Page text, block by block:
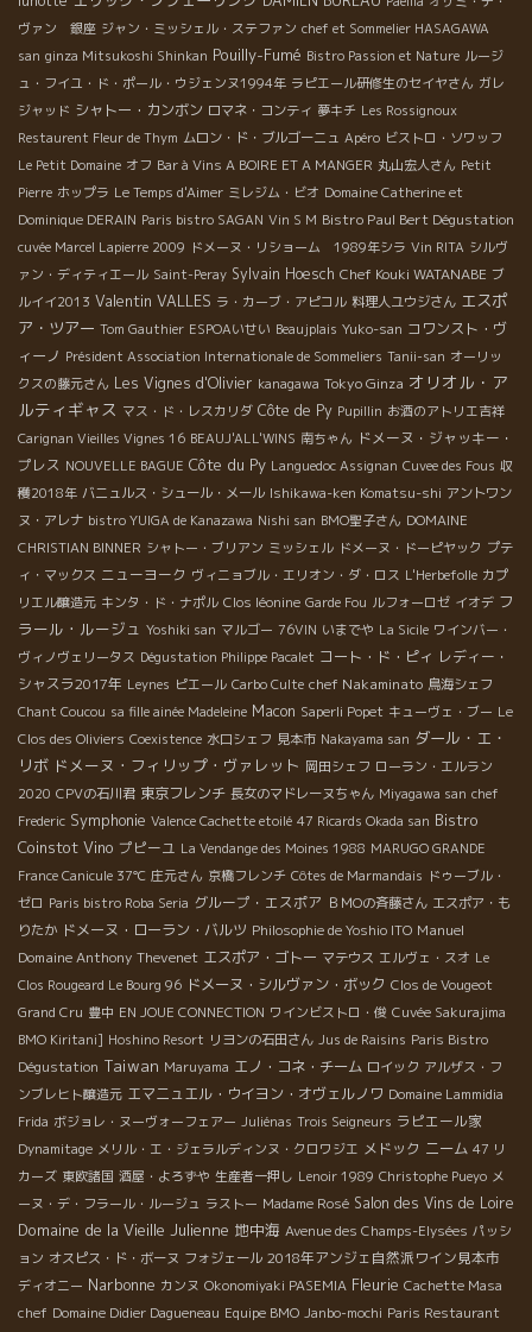
ヴァン 銀座 ジャン・ミッシェル・ステファン chef et Sommelier HASAGAWA
san ginza Mitsukoshi Shinkan Pouilly-Fumé Bistro Passion et Nature ルージ
ュ・フイユ・ド・ポール・ウジェンヌ1994年 ラピエール研修生のセイヤさん ガレ
ジャッド シャトー・カンボン ロマネ・コンティ 夢キチ Les Rossignoux
Restaurent Fleur de Thym ムロン・ド・ブルゴーニュ Apéro ビストロ・ソワッフ
Le Petit Domaine オフ Bar à Vins A BOIRE ET A MANGER 丸山宏人さん Petit
Pierre ホップラ Le Temps d'Aimer ミレジム・ビオ Domaine Catherine et
Dominique DERAIN Paris bistro SAGAN Vin S M Bistro Paul Bert Dégustation
cuvée Marcel Lapierre 2009 ドメーヌ・リショーム 1989年シラ Vin RITA シルヴ
ァン・ディティエール Saint-Peray Sylvain Hoesch Chef Kouki WATANABE ブ
ルイイ2013 Valentin VALLES ラ・カーブ・アピコル 料理人ユウジさん エスポ
ア・ツアー Tom Gauthier ESPOAいせい Beaujplais Yuko-san コワンスト・ヴ
ィーノ Président Association Internationale de Sommeliers Tanii-san オーリッ
クスの藤元さん Les Vignes d'Olivier kanagawa Tokyo Ginza オリオル・ア
ルティギャス マス・ド・レスカリダ Côte de Py Pupillin お酒のアトリエ吉祥
Carignan Vieilles Vignes 16 BEAUJ'ALL'WINS 南ちゃん ドメーヌ・ジャッキー・
プレス NOUVELLE BAGUE Côte du Py Languedoc Assignan Cuvee des Fous 収
穫2018年 バニュルス・シュール・メール Ishikawa-ken Komatsu-shi アントワン
ヌ・アレナ bistro YUIGA de Kanazawa Nishi san BMO聖子さん DOMAINE
CHRISTIAN BINNER シャトー・ブリアン ミッシェル ドメーヌ・ドーピヤック プテ
ィ・マックス ニューヨーク ヴィニョブル・エリオン・ダ・ロス L'Herbefolle カプ
リエル醸造元 キンタ・ド・ナポル Clos léonine Garde Fou ルフォーロゼ イオデ フ
ラール・ルージュ Yoshiki san マルゴー 76VIN いまでや La Sicile ワインバー・
ヴィノヴェリータス Dégustation Philippe Pacalet コート・ド・ピィ レディー・
シャスラ2017年 Leynes ピエール Carbo Culte chef Nakaminato 鳥海シェフ
Chant Coucou sa fille ainée Madeleine Macon Saperli Popet キューヴェ・ブー Le
Clos des Oliviers Coexistence 水口シェフ 見本市 Nakayama san ダール・エ・
リボ ドメーヌ・フィリップ・ヴァレット 岡田シェフ ローラン・エルラン
2020 CPVの石川君 東京フレンチ 長女のマドレーヌちゃん Miyagawa san chef
Frederic Symphonie Valence Cachette etoilé 47 Ricards Okada san Bistro
Coinstot Vino プピーユ La Vendange des Moines 1988 MARUGO GRANDE
France Canicule 37℃ 庄元さん 京橋フレンチ Côtes de Marmandais ドゥーブル・
ゼロ Paris bistro Roba Seria グループ・エスポア ＢＭОの斉藤さん エスポア・も
りたか ドメーヌ・ローラン・バルツ Philosophie de Yoshio ITO Manuel
Domaine Anthony Thevenet エスポア・ゴトー マテウス エルヴェ・スオ Le
Clos Rougeard Le Bourg 96 ドメーヌ・シルヴァン・ボック Clos de Vougeot
Grand Cru 豊中 EN JOUE CONNECTION ワインビストロ・俊 Cuvée Sakurajima
BMO Kiritani] Hoshino Resort リヨンの石田さん Jus de Raisins Paris Bistro
Dégustation Taiwan Maruyama エノ・コネ・チーム ロイック アルザス・フ
ンブレヒト醸造元 エマニュエル・ウイヨン・オヴェルノワ Domaine Lammidia
Frida ボジョレ・ヌーヴォーフェアー Juliénas Trois Seigneurs ラピエール家
Dynamitage メリル・エ・ジェラルディンヌ・クロワジエ メドック ニーム 47 リ
カーズ 東欧諸国 酒屋・よろずや 生産者一押し Lenoir 1989 Christophe Pueyo メ
ーヌ・デ・フラール・ルージュ ラストー Madame Rosé Salon des Vins de Loire
Domaine de la Vieille Julienne 地中海 Avenue des Champs-Elysées パッシ
ョン オスピス・ド・ボーヌ フォジェール 2018年アンジェ自然派ワイン見本市
ディオニー Narbonne カンヌ Okonomiyaki PASEMIA Fleurie Cachette Masa
chef Domaine Didier Dagueneau Equipe BMO Janbo-mochi Paris Restaurant